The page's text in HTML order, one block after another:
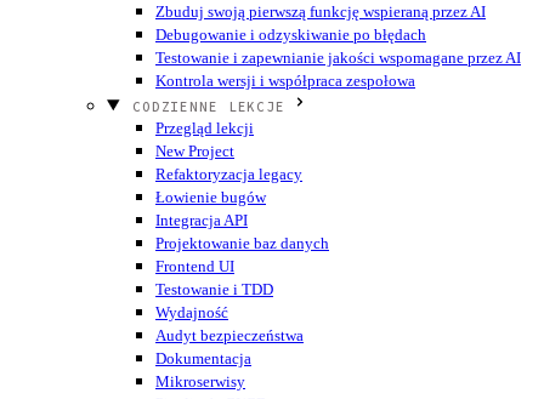
Zbuduj swoją pierwszą funkcję wspieraną przez AI
Debugowanie i odzyskiwanie po błędach
Testowanie i zapewnianie jakości wspomagane przez AI
Kontrola wersji i współpraca zespołowa
CODZIENNE LEKCJE
Przegląd lekcji
New Project
Refaktoryzacja legacy
Łowienie bugów
Integracja API
Projektowanie baz danych
Frontend UI
Testowanie i TDD
Wydajność
Audyt bezpieczeństwa
Dokumentacja
Mikroserwisy